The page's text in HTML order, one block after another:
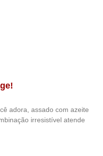
adora, assado com azeite
irresistível atende